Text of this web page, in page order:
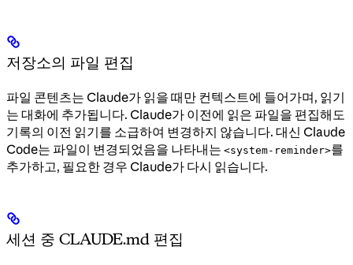
저장소의 파일 편집
파일 콘텐츠는 Claude가 읽을 때만 컨텍스트에 들어가며, 읽기
는 대화에 추가됩니다. Claude가 이전에 읽은 파일을 편집해도
기록의 이전 읽기를 소급하여 변경하지 않습니다. 대신 Claude
Code는 파일이 변경되었음을 나타내는 <system-reminder>를
추가하고, 필요한 경우 Claude가 다시 읽습니다.
세션 중 CLAUDE.md 편집